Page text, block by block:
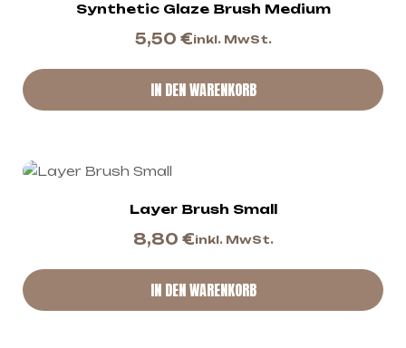
Synthetic Glaze Brush Medium
5,50 €inkl. MwSt.
IN DEN WARENKORB
Layer Brush Small
8,80 €inkl. MwSt.
IN DEN WARENKORB